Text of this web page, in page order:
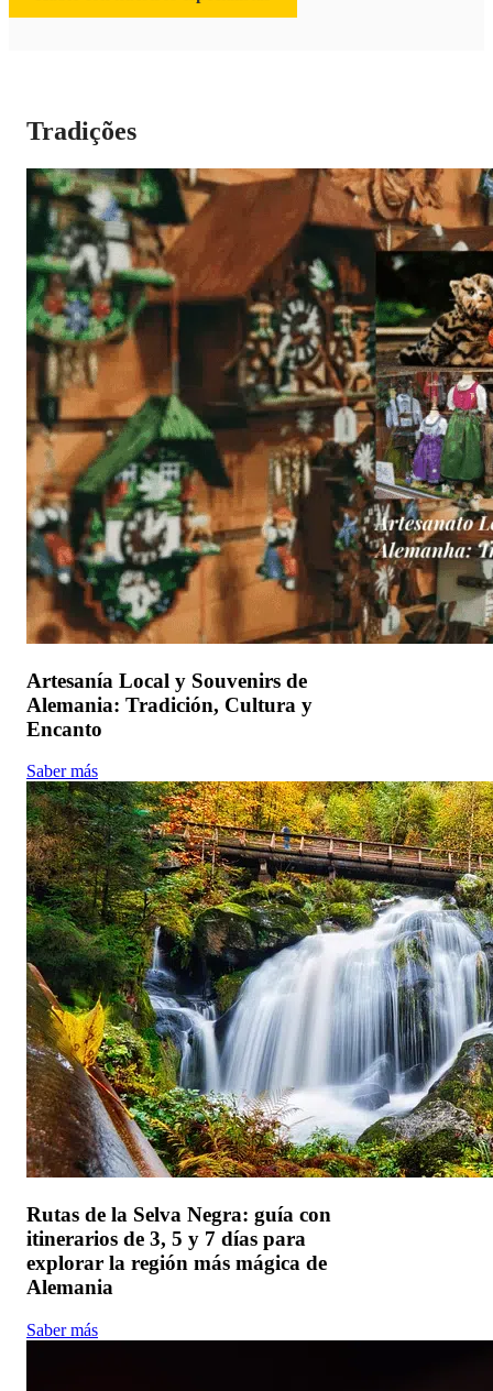
Tradições
Artesanía Local y Souvenirs de
Alemania: Tradición, Cultura y
Encanto
Saber más
Rutas de la Selva Negra: guía con
itinerarios de 3, 5 y 7 días para
explorar la región más mágica de
Alemania
Saber más